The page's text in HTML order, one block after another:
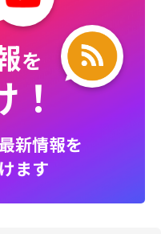
を
！
新情報を
ます